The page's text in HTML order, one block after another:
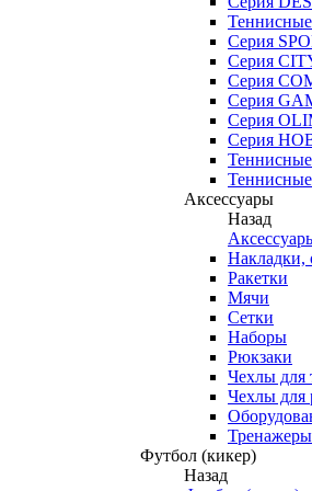
Серия
Серия
Серия
Серия
Серия
Серия
Аксессуары
Назад
Накладки,
Ракетки
Мячи
Сетки
Наборы
Рюкзаки
Чехлы для
Чехлы для
Футбол (кикер)
Назад